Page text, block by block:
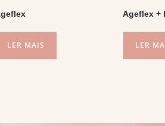
LER MAIS
Ageflex +
LER